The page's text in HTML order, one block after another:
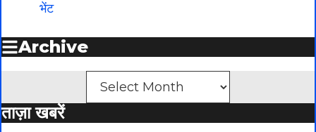
भेंट
Archive
ताज़ा खबरें